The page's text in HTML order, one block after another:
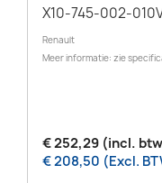
X10-745-002-
Renault
Meer informatie: zie
€ 252,29 (incl.
€ 208,50 (Excl.